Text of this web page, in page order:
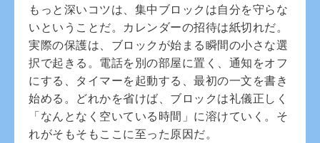
もっと深いコツは、集中ブロックは自分を守らな
いということだ。カレンダーの招待は紙切れだ。
実際の保護は、ブロックが始まる瞬間の小さな選
択で起きる。電話を別の部屋に置く、通知をオフ
にする、タイマーを起動する、最初の一文を書き
始める。どれかを省けば、ブロックは礼儀正しく
「なんとなく空いている時間」に溶けていく。そ
れがそもそもここに至った原因だ。